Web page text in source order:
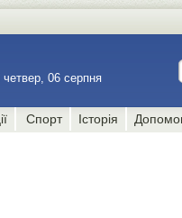
четвер, 06 серпня
Спорт Історія